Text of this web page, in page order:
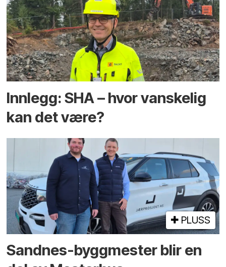
Innlegg: SHA – hvor vanskelig
kan det være?
PLUSS
Sandnes-byggmester blir en